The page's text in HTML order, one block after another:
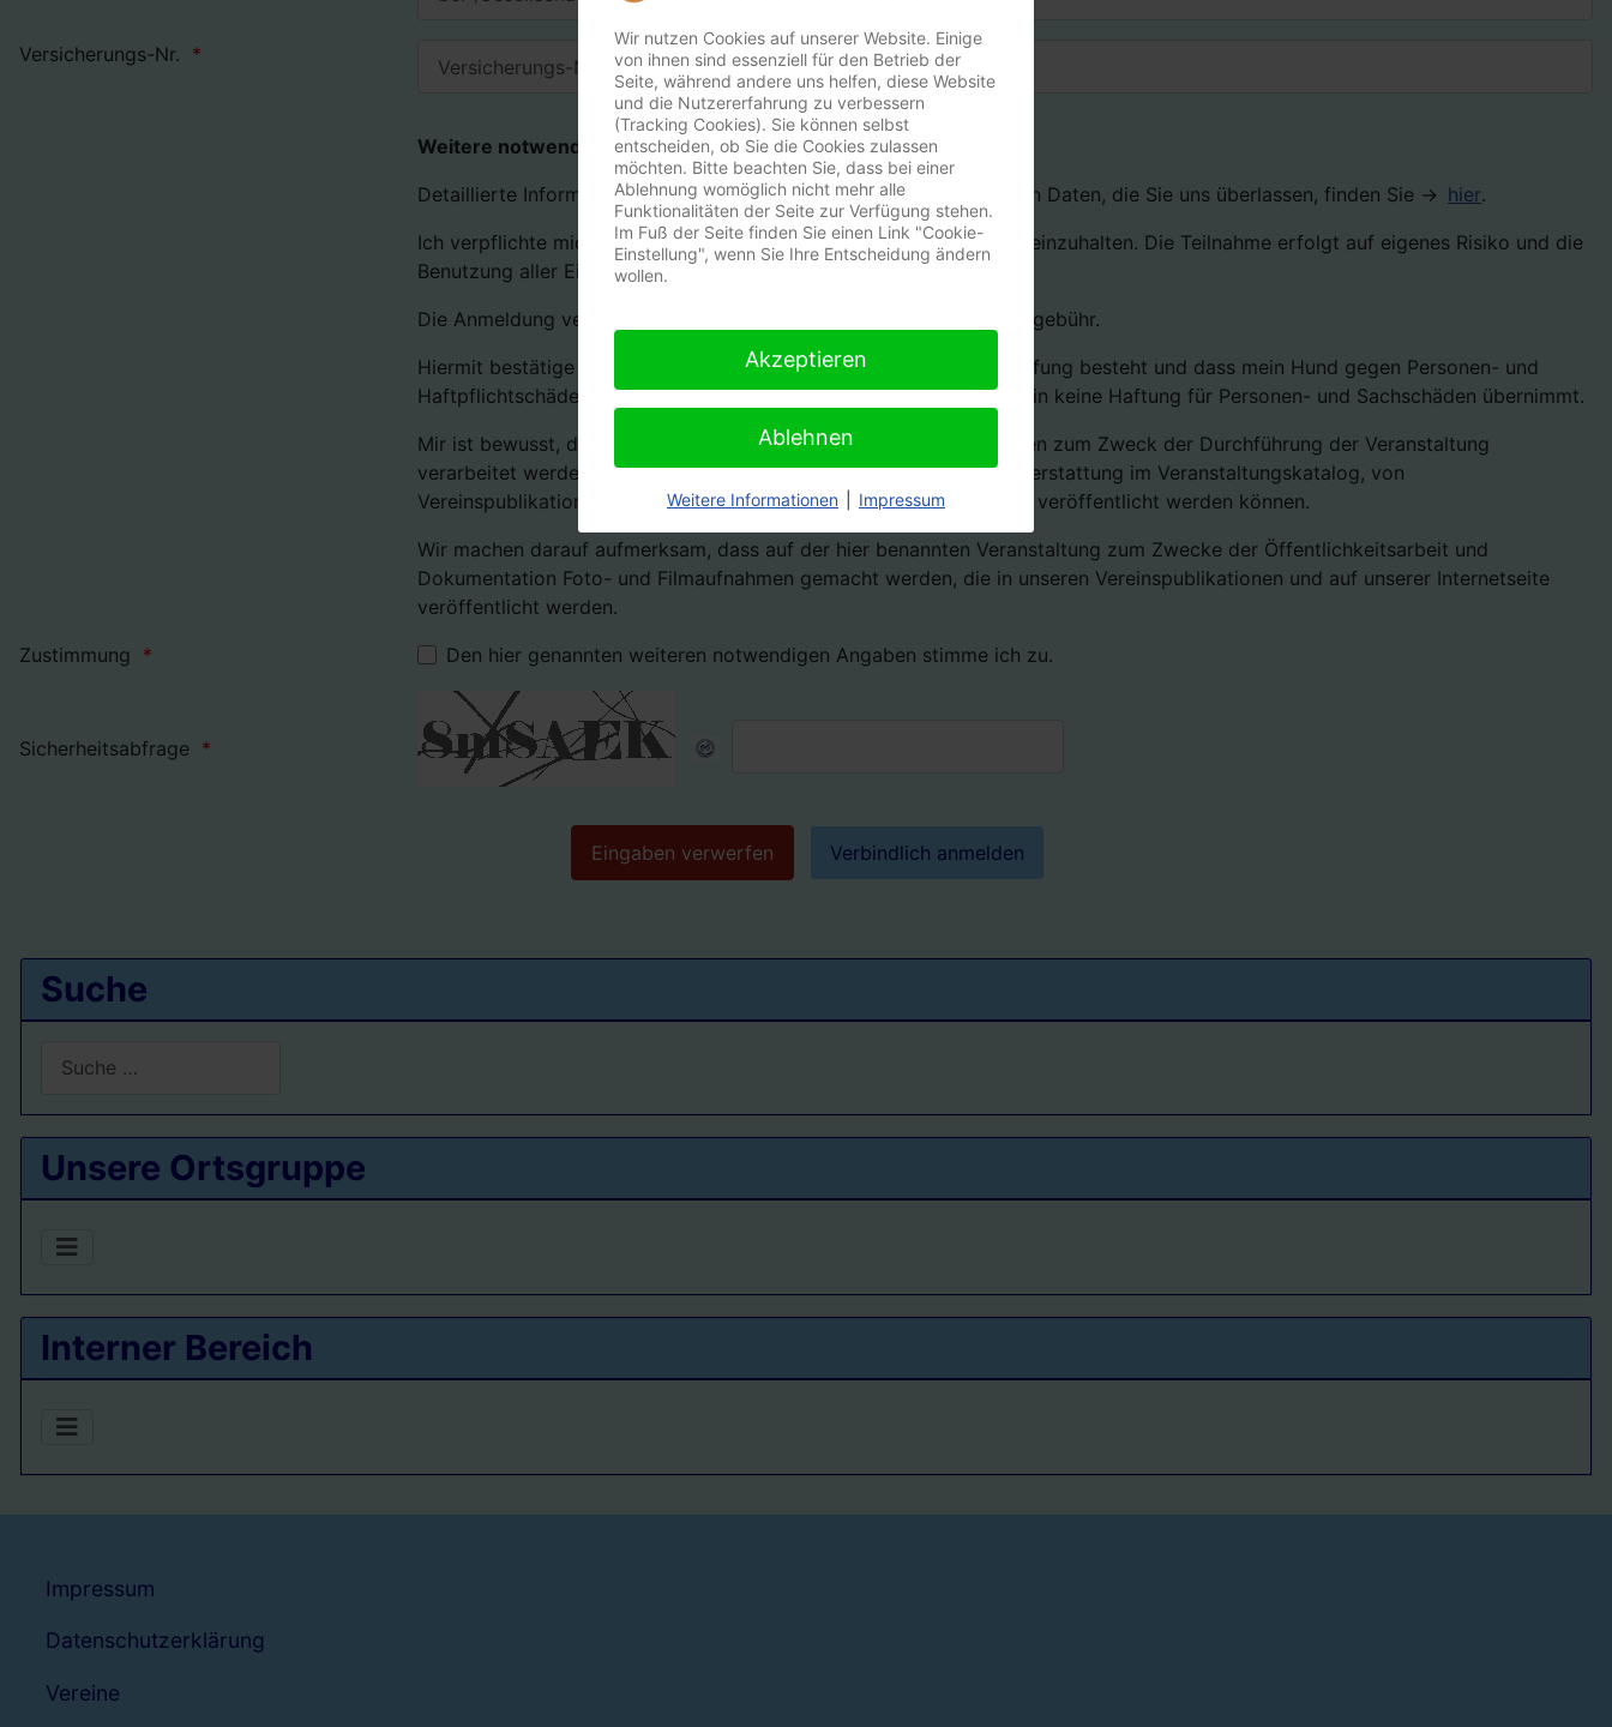
Suche
Unsere Ortsgruppe
Interner Bereich
Versicherungs-Nr.
Weitere notwendige Angaben:
Detaillierte Informationen zum Umgang mit den personenbezogenen Daten, die Sie uns überlassen, finden Sie -> hier.
Ich verpflichte mich, die Haus- und Platzordnung des Veranstalters einzuhalten. Die Teilnahme erfolgt auf eigenes Risiko und die
Benutzung aller Einrichtungen auf eigene Gefahr.
Die Anmeldung verpflichtet zur Zahlung der Kursgebühr / Teilnahmegebühr.
Hiermit bestätige ich, dass für meinen Hund eine gültige Tollwutimpfung besteht und dass mein Hund gegen Personen- und
Haftpflichtschäden versichert ist. Ich erkenne an, dass der o.g. Verein keine Haftung für Personen- und Sachschäden übernimmt.
Mir ist bewusst, dass meine angegebenen personenbezogenen Daten zum Zweck der Durchführung der Veranstaltung
verarbeitet werden und zum Zweck der Dokumentation und Berichterstattung im Veranstaltungskatalog, von
Vereinspublikationen und auf der Internetseite der OG Bad Oldesloe veröffentlicht werden können.
Wir machen darauf aufmerksam, dass auf der hier benannten Veranstaltung zum Zwecke der Öffentlichkeitsarbeit und
Dokumentation Foto- und Filmaufnahmen gemacht werden, die in unseren Vereinspublikationen und auf unserer Internetseite
veröffentlicht werden.
Zustimmung
Den hier genannten weiteren notwendigen Angaben stimme ich zu.
Sicherheitsabfrage
Impressum
Datenschutzerklärung
Vereine
Wir nutzen Cookies auf unserer Website. Einige
von ihnen sind essenziell für den Betrieb der
Seite, während andere uns helfen, diese Website
und die Nutzererfahrung zu verbessern
(Tracking Cookies). Sie können selbst
entscheiden, ob Sie die Cookies zulassen
möchten. Bitte beachten Sie, dass bei einer
Ablehnung womöglich nicht mehr alle
Funktionalitäten der Seite zur Verfügung stehen.
Im Fuß der Seite finden Sie einen Link "Cookie-
Einstellung", wenn Sie Ihre Entscheidung ändern
wollen.
Akzeptieren
Ablehnen
Weitere Informationen Impressum